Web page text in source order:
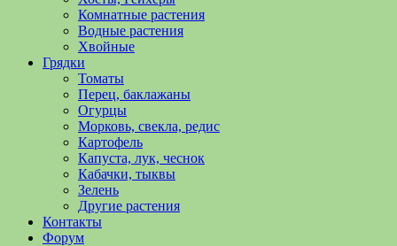
Комнатные растения
Водные растения
Хвойные
Грядки
Томаты
Перец, баклажаны
Огурцы
Морковь, свекла, редис
Картофель
Капуста, лук, чеснок
Кабачки, тыквы
Зелень
Другие растения
Контакты
Форум